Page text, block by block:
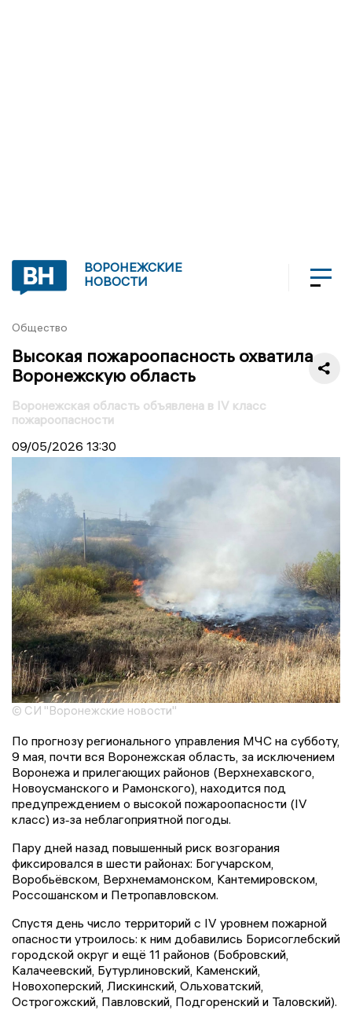
ВОРОНЕЖСКИЕ
НОВОСТИ
Общество
Высокая пожароопасность охватила
Воронежскую область
Воронежская область объявлена в IV класс
пожароопасности
09/05/2026 13:30
© СИ "Воронежские новости"
По прогнозу регионального управления МЧС на субботу,
9 мая, почти вся Воронежская область, за исключением
Воронежа и прилегающих районов (Верхнехавского,
Новоусманского и Рамонского), находится под
предупреждением о высокой пожароопасности (IV
класс) из‑за неблагоприятной погоды.
Пару дней назад повышенный риск возгорания
фиксировался в шести районах: Богучарском,
Воробьёвском, Верхнемамонском, Кантемировском,
Россошанском и Петропавловском.
Спустя день число территорий с IV уровнем пожарной
опасности утроилось: к ним добавились Борисоглебский
городской округ и ещё 11 районов (Бобровский,
Калачеевский, Бутурлиновский, Каменский,
Новохоперский, Лискинский, Ольховатский,
Острогожский, Павловский, Подгоренский и Таловский).